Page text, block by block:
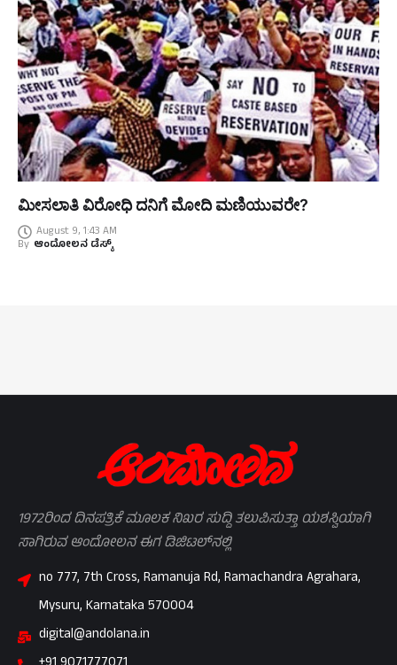
ಮೀಸಲಾತಿ ವಿರೋಧಿ ದನಿಗೆ ಮೋದಿ ಮಣಿಯುವರೇ?
August 9, 1:43 AM
By ಆಂದೋಲನ ಡೆಸ್ಕ್
1972ರಿಂದ ದಿನಪತ್ರಿಕೆ ಮೂಲಕ ನಿಖರ ಸುದ್ದಿ ತಲುಪಿಸುತ್ತಾ ಯಶಸ್ವಿಯಾಗಿ
ಸಾಗಿರುವ ಆಂದೋಲನ ಈಗ ಡಿಜಿಟಲ್‌ನಲ್ಲಿ
no 777, 7th Cross, Ramanuja Rd, Ramachandra Agrahara,
Mysuru, Karnataka 570004
digital@andolana.in